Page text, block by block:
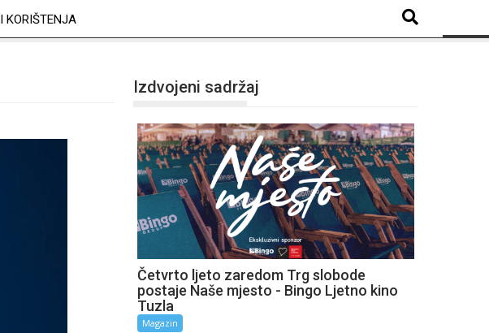
KORIŠTENJA
Izdvojeni sadržaj
Četvrto ljeto zaredom Trg slobode
postaje Naše mjesto - Bingo Ljetno kino
Tuzla
Magazin